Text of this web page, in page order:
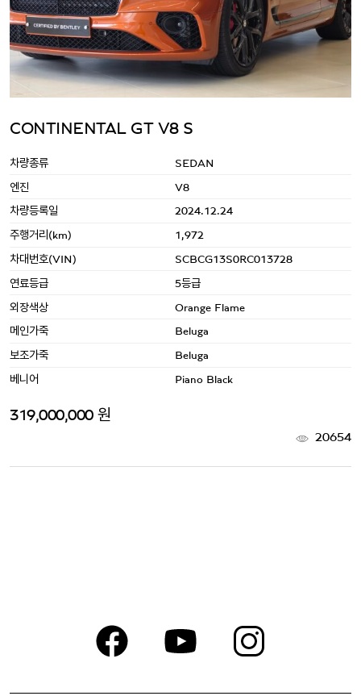
CONTINENTAL GT V8 S
차량종류 SEDAN
엔진 V8
차량등록일 2024.12.24
주행거리(km) 1,972
차대번호(VIN) SCBCG13S0RC013728
연료등급 5등급
외장색상 Orange Flame
메인가죽 Beluga
보조가죽 Beluga
베니어 Piano Black
319,000,000 원
20654